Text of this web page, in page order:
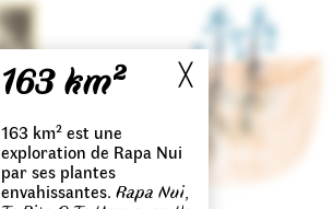
╳
163 km²
163 km² est une
exploration de Rapa Nui
par ses plantes
envahissantes.Rapa Nui,